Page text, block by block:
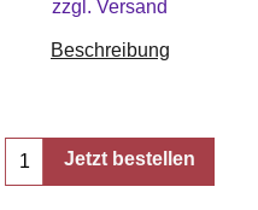
zzgl. Versand
Beschreibung
Jetzt bestellen